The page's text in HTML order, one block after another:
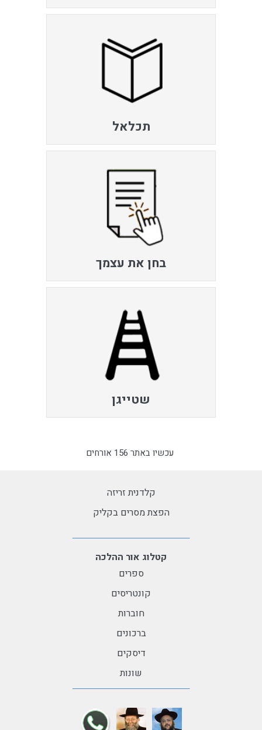
תכלאל
בחן את עצמך
שטייגן
עכשיו באתר 156 אורחים
קלדנית זריזה
הפצת מסרים בקליק
קטלוג אור ההלכה
ספרים
קונטריסים
חוברות
ברכונים
דיסקים
שונות